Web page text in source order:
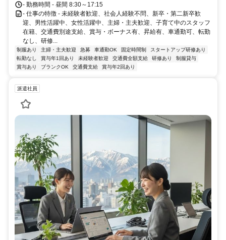
- 勤務時間 - 昼間 8:30～17:15
- 仕事の特徴 - 未経験者歓迎、社会人経験不問、新卒・第二新卒歓
迎、男性活躍中、女性活躍中、主婦・主夫歓迎、子育て中のスタッフ
在籍、交通費別途支給、賞与・ボーナス有、昇給有、車通勤可、転勤
なし、研修...
制服あり 主婦・主夫歓迎 急募 車通勤OK 固定時間制
スタートアップ研修あり
転勤なし
賞与年1回あり 未経験者歓迎 交通費全額支給 研修あり
制服貸与
賞与あり
ブランクOK 交通費支給 賞与年2回あり
派遣社員